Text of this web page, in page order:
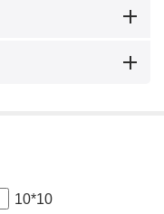
10*10